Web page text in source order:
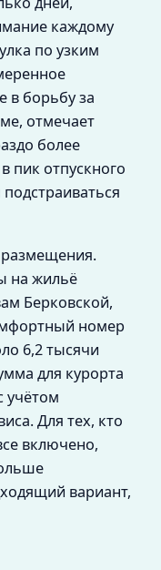
каждому
по узким
в борьбу за
отмечает
более
пик отпускного
на жильё
Берковской,
номер
6,2 тысячи
для курорта
учётом
Для тех, кто
включено,
вариант,